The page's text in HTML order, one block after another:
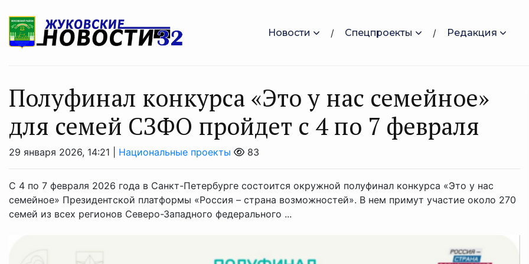
Новости Спецпроекты Редакция
Полуфинал конкурса «Это у нас семейное»
для семей СЗФО пройдет с 4 по 7 февраля
29 января 2026, 14:21 | Национальные проекты 83
С 4 по 7 февраля 2026 года в Санкт-Петербурге состоится окружной полуфинал конкурса «Это у нас
семейное» Президентской платформы «Россия – страна возможностей». В нем примут участие около 270
семей из всех регионов Северо-Западного федерального ...